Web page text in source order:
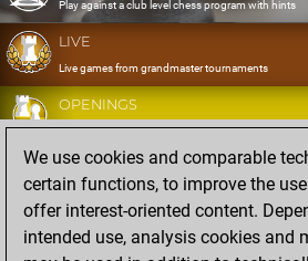
Play against a club level chess program with hints
LIVE
Live games from grandmaster tournaments
OPENINGS
Develop and exercise your openings
DATABASE
Eight million strong games
MYGAMES
Store and analyse your own games in the cloud
We use cookies and comparable
certain functions, to improve the
offer interest-oriented content.
intended use, analysis cookies and